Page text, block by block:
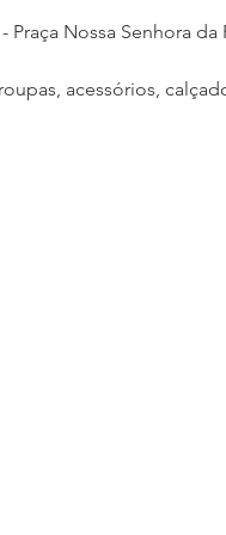
Praça Nossa Senhora da
acessórios,